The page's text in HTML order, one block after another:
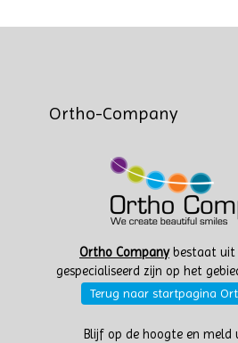
Ortho-Company
Ortho Companybestaat uit
gespecialiseerd zijn op het
Terug naar startpagina
Blijf op de hoogte en meld